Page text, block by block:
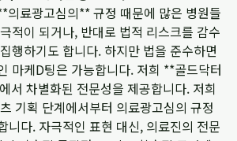
의료광고심의** 규정 때문에 많은 병원들
적이 되거나, 반대로 법적 리스크를 감수
행하기도 합니다. 하지만 법을 준수하면
마케D팅은 가능합니다. 저희 **골드닥터
서 차별화된 전문성을 제공합니다. 저희
기획 단계에서부터 의료광고심의 규정
니다. 자극적인 표현 대신, 의료진의 전문